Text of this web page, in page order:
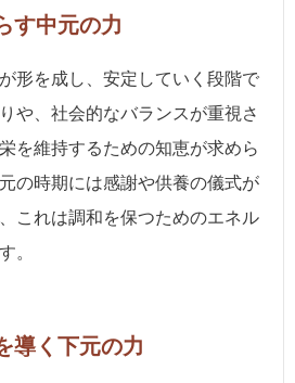
す中元の力
形を成し、安定していく段階で
や、社会的なバランスが重視さ
を維持するための知恵が求めら
の時期には感謝や供養の儀式が
これは調和を保つためのエネル
。
導く下元の力